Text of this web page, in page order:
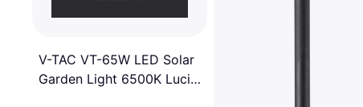
V-TAC VT-65W LED Solar
Garden Light 6500K Luci